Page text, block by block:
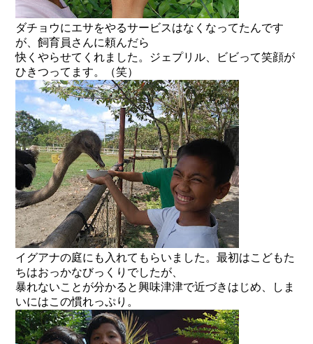
ダチョウにエサをやるサービスはなくなってたんです
が、飼育員さんに頼んだら
快くやらせてくれました。ジェプリル、ビビって笑顔が
ひきつってます。（笑）
イグアナの庭にも入れてもらいました。最初はこどもた
ちはおっかなびっくりでしたが、
暴れないことが分かると興味津津で近づきはじめ、しま
いにはこの慣れっぷり。